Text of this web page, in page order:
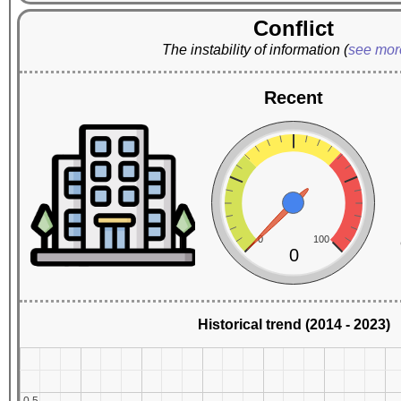
Conflict
The instability of information (see
Recent
0 100
0
Historical trend (2014 - 2023)